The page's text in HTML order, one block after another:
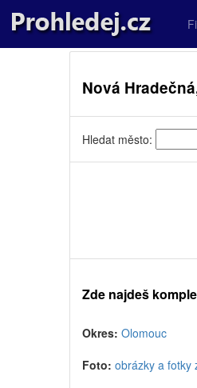
Nová
Hledat město:
Zde najdeš
Okres: Olomouc
Foto: obrázky a fotky